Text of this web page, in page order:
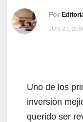
Por
JUN 21,
Uno de los
inversión
querido ser